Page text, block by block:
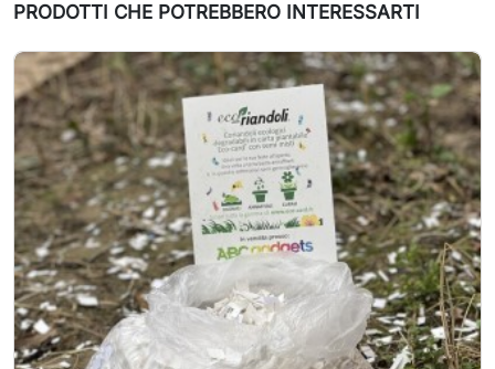
PRODOTTI CHE POTREBBERO INTERESSARTI
In saldo!